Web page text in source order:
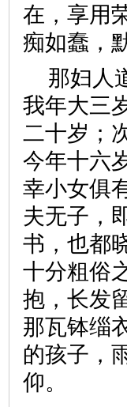
在，享用
痴如蠢
那妇人
我年大三
二十岁；
今年十六
幸小女俱
夫无子，
书，也都
十分粗俗
抱，长发
那瓦钵缁
的孩子，
仰。